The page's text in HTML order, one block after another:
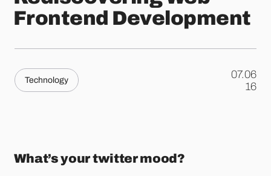
Frontend Development
Technology
07.06
.16
What’s your twitter mood?